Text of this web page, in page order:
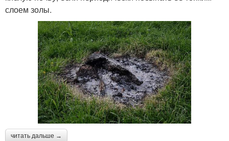
слоем золы.
читать дальше →